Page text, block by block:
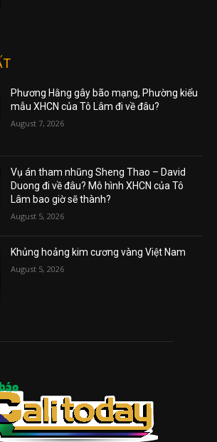
Phương Hằng gây bão mạng, Phường kiểu
mẫu XHCN của Tô Lâm đi về đâu?
August 7, 2026
Vụ án tham nhũng Sheng Thao – David
Duong đi về đâu? Mô hình XHCN của Tô
Lâm bao giờ sẽ thành?
August 5, 2026
Khủng hoảng kim cương vàng Việt Nam
August 5, 2026